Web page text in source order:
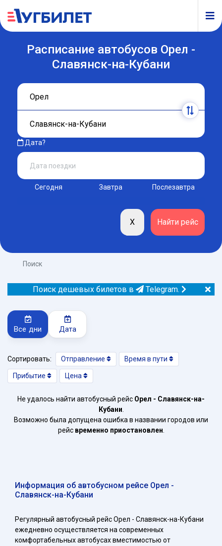
Расписание автобусов Орел -
Славянск-на-Кубани
Дата?
Сегодня Завтра Послезавтра
Поиск
Поиск дешевых билетов в Telegram.
Все дни Дата
Сортировать: Отправление Время в пути
Прибытие Цена
Не удалось найти автобусный рейс Орел - Славянск-на-
Кубани
Возможно была допущена ошибка в названии городов или
рейс временно приостановлен
Информация об автобусном рейсе Орел -
Славянск-на-Кубани
Регулярный автобусный рейс Орел - Славянск-на-Кубани
ежедневно осуществляется на современных
комфортабельных автобусах вместимостью от